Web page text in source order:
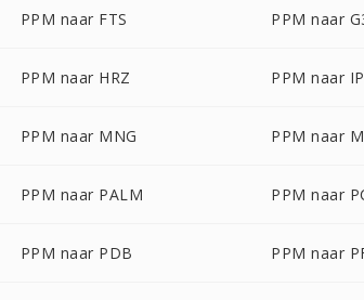
PPM naar FTS PPM naar
PPM naar HRZ PPM naar
PPM naar MNG PPM naar
PPM naar PALM PPM naar
PPM naar PDB PPM naar